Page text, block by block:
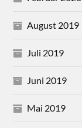
August 2019
Juli 2019
Juni 2019
Mai 2019